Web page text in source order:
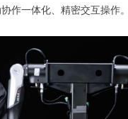
作一体化、精密交互操作